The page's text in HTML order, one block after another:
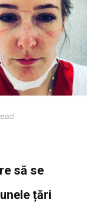
să se
țări